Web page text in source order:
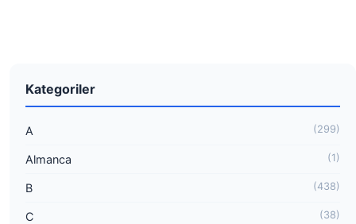
Kategoriler
A (299)
Almanca (1)
B (438)
C (38)